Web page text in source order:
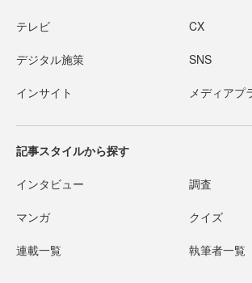
テレビ CX
デジタル施策 SNS
インサイト メディアプ
記事スタイルから探す
インタビュー 調査
マンガ クイズ
連載一覧 執筆者一覧